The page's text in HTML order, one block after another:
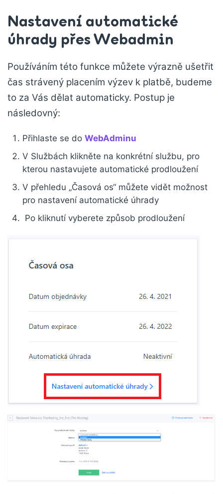
Nastavení automatické
úhrady přes Webadmin
Používáním této funkce můžete výrazně ušetřit
čas strávený placením výzev k platbě, budeme
to za Vás dělat automaticky. Postup je
následovný:
Přihlaste se do WebAdminu
V Službách klikněte na konkrétní službu, pro
kterou nastavujete automatické prodloužení
V přehledu „Časová os“ můžete vidět možnost
pro nastavení automatické úhrady
Po kliknutí vyberete způsob prodloužení